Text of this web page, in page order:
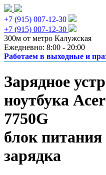
+7 (915) 007-12-30
+7 (915) 007-12-30
300м от метро Калужская
Ежедневно: 8:00 - 20:00
Работаем в выходные и
Зарядное
ноутбука
7750G
блок питания
зарядка